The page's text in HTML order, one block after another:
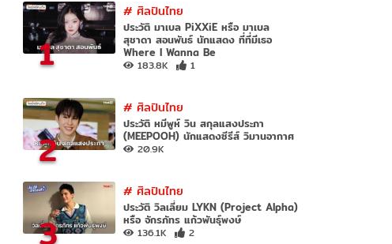
1
# ศิลปินไทย
ประวัติ มาเบล PiXXiE หรือ มาเบล
สุชาดา สอนพันธ์ นักแสดง ที่ที่มีเธอ
Where I Wanna Be
183.8K 1
2
# ศิลปินไทย
ประวัติ หมีพูห์ วิน สกุลแสงประภา
(MEEPOOH) นักแสดงซีรีส์ วิมานอากาศ
20.9K
3
# ศิลปินไทย
ประวัติ วิลเลี่ยม LYKN (Project Alpha)
หรือ จักรภัทร แก้วพันธุ์พงษ์
136.1K 2